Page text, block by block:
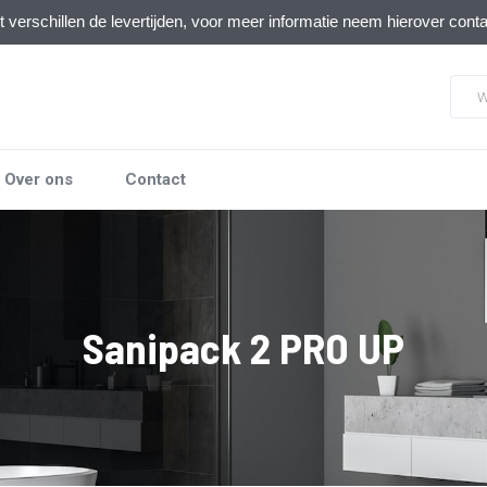
verschillen de levertijden, voor meer informatie neem hierover
Over ons Contact
Sanipack 2 PRO UP